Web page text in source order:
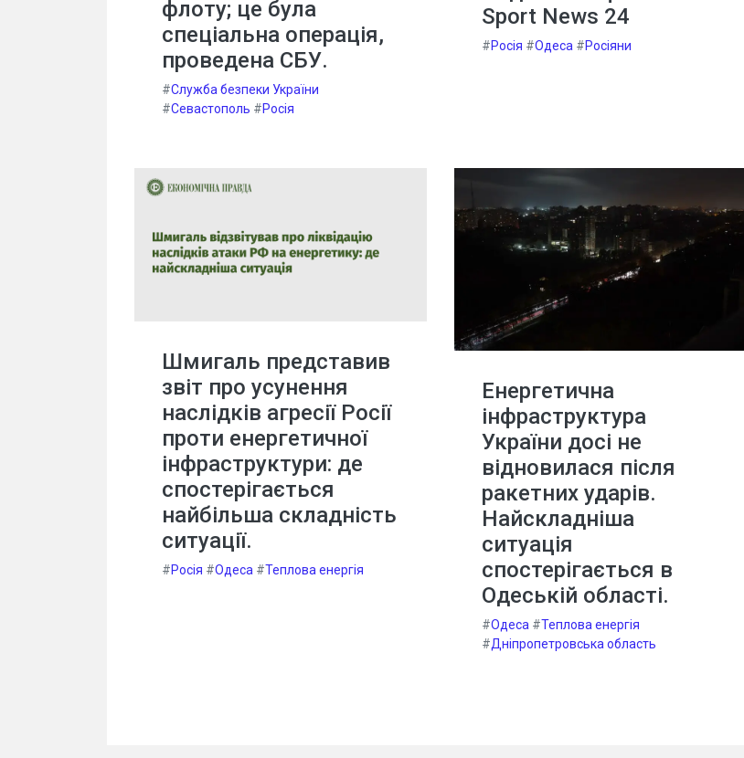
флоту; це була
спеціальна операція,
проведена СБУ.
#Служба безпеки України
#Севастополь #Росія
Sport News 24
#Росія #Одеса #Росіяни
Шмигаль представив
звіт про усунення
наслідків агресії Росії
проти енергетичної
інфраструктури: де
спостерігається
найбільша складність
ситуації.
#Росія #Одеса #Теплова енергія
Енергетична
інфраструктура
України досі не
відновилася після
ракетних ударів.
Найскладніша
ситуація
спостерігається в
Одеській області.
#Одеса #Теплова енергія
#Дніпропетровська область